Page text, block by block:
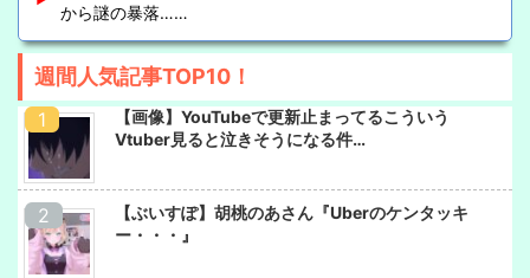
から謎の暴落……
週間人気記事TOP10！
【画像】YouTubeで更新止まってるこういう
Vtuber見ると泣きそうになる件…
【ぶいすぽ】胡桃のあさん『Uberのケンタッキ
ー・・・』